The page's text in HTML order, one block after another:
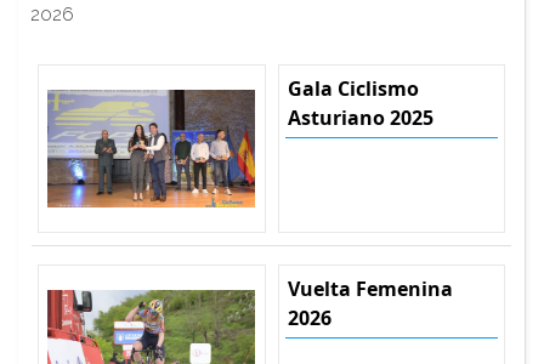
2026
Gala Ciclismo
Asturiano 2025
Vuelta Femenina
2026